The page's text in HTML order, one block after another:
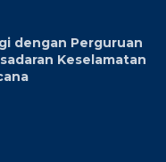
dengan Perguruan
Keselamatan